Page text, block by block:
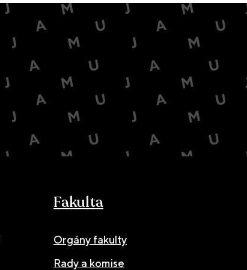
Fakulta
Orgány fakulty
Rady a komise